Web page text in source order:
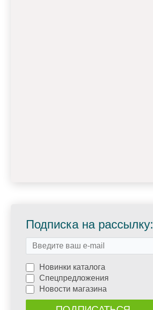
Подписка на рассылку:
Новинки каталога
Спецпредложения
Новости магазина